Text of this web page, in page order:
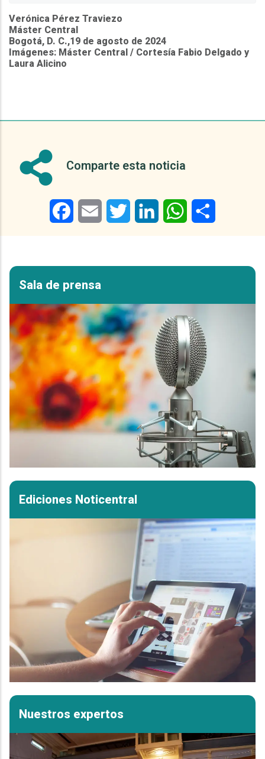
Verónica Pérez Traviezo
Máster Central
Bogotá, D. C.,19 de agosto de 2024
Imágenes: Máster Central / Cortesía Fabio Delgado y
Laura Alicino
Comparte esta noticia
FacebookEmail Twitter LinkedIn WhatsApp
Sala de prensa
Ediciones Noticentral
Nuestros expertos